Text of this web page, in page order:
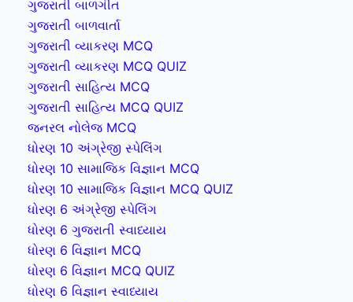
ગુજરાતી બાળગીત
ગુજરાતી બાળવાર્તા
ગુજરાતી વ્યાકરણ MCQ
ગુજરાતી વ્યાકરણ MCQ QUIZ
ગુજરાતી સાહિત્ય MCQ
ગુજરાતી સાહિત્ય MCQ QUIZ
જનરલ નોલેજ MCQ
ધોરણ 10 અંગ્રેજી સ્પેલિંગ
ધોરણ 10 સામાજિક વિજ્ઞાન MCQ
ધોરણ 10 સામાજિક વિજ્ઞાન MCQ QUIZ
ધોરણ 6 અંગ્રેજી સ્પેલિંગ
ધોરણ 6 ગુજરાતી સ્વાધ્યાય
ધોરણ 6 વિજ્ઞાન MCQ
ધોરણ 6 વિજ્ઞાન MCQ QUIZ
ધોરણ 6 વિજ્ઞાન સ્વાધ્યાય